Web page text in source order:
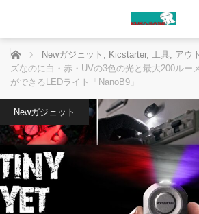
ホーム Newガジェット , Kicstarter, 工具, アウ
ズなのに白・赤・UVの3色の光と最大200ルー
ができるLEDライト「NanoB9」
Newガジェット